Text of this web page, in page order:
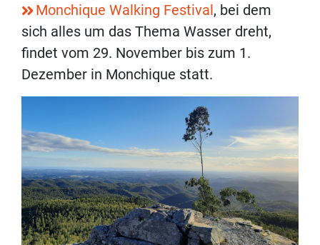
Monchique Walking Festival, bei dem
sich alles um das Thema Wasser dreht,
findet vom 29. November bis zum 1.
Dezember in Monchique statt.